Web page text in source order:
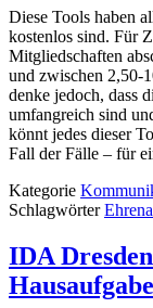
Diese Tools haben
kostenlos sind. Für
Mitgliedschaften
und zwischen 2,50-
denke jedoch, dass
umfangreich sind
könnt jedes dieser
Fall der Fälle – für
Kategorie
Schlagwörter
IDA